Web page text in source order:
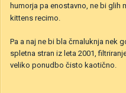
humorja pa enostavno, ne bi glih
kittens recimo.
Pa a naj ne bi bla črnaluknja nek
spletna stran iz leta 2001,
veliko ponudbo čisto kaotično.